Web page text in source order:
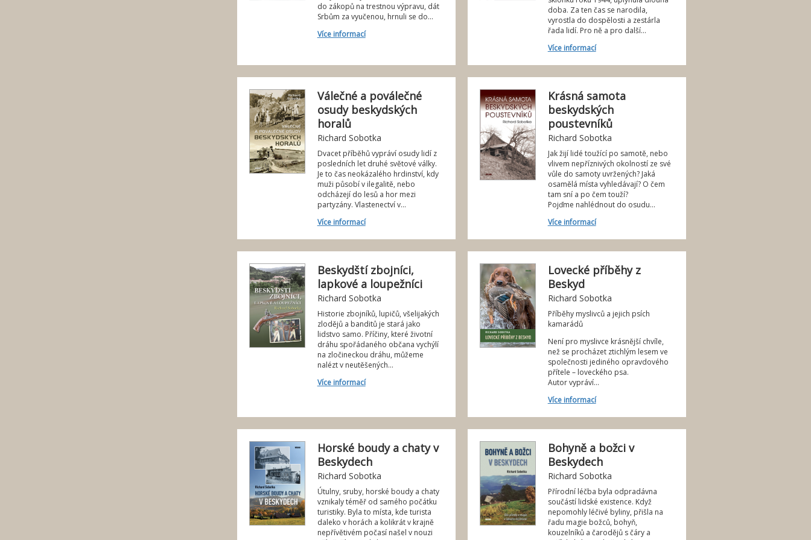
do zákopů na trestnou výpravu, dát
Srbům za vyučenou, hrnuli se do...
Více informací
doba. Za ten čas se narodila,
vyrostla do dospělosti a zestárla
řada lidí. Pro ně a pro další...
Více informací
Válečné a poválečné
osudy beskydských
horalů
Richard Sobotka
Dvacet příběhů vypráví osudy lidí z
posledních let druhé světové války.
Je to čas neokázalého hrdinství, kdy
muži působí v ilegalitě, nebo
odcházejí do lesů a hor mezi
partyzány. Vlastenectví v...
Více informací
Krásná samota
beskydských
poustevníků
Richard Sobotka
Jak žijí lidé toužící po samotě, nebo
vlivem nepříznivých okolností ze své
vůle do samoty uvržených? Jaká
osamělá místa vyhledávají? O čem
tam sní a po čem touží?
Pojďme nahlédnout do osudu...
Více informací
Beskydští zbojníci,
lapkové a loupežníci
Richard Sobotka
Historie zbojníků, lupičů, všelijakých
zlodějů a banditů je stará jako
lidstvo samo. Příčiny, které životní
dráhu spořádaného občana vychýlí
na zločineckou dráhu, můžeme
nalézt v neutěšených...
Více informací
Lovecké příběhy z
Beskyd
Richard Sobotka
Příběhy myslivců a jejich psích
kamarádů
Není pro myslivce krásnější chvíle,
než se procházet ztichlým lesem ve
společnosti jediného opravdového
přítele – loveckého psa.
Autor vypráví...
Více informací
Horské boudy a chaty v
Beskydech
Richard Sobotka
Útulny, sruby, horské boudy a chaty
vznikaly téměř od samého počátku
turistiky. Byla to místa, kde turista
daleko v horách a kolikrát v krajně
nepřívětivém počasí našel v nouzi
Bohyně a božci v
Beskydech
Richard Sobotka
Přírodní léčba byla odpradávna
součástí lidské existence. Když
nepomohly léčivé byliny, přišla na
řadu magie božců, bohyň,
kouzelníků a čarodějů s čáry a